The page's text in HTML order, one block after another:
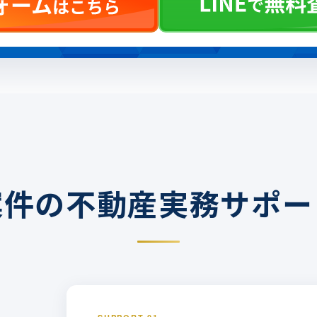
の不動産実務サポ